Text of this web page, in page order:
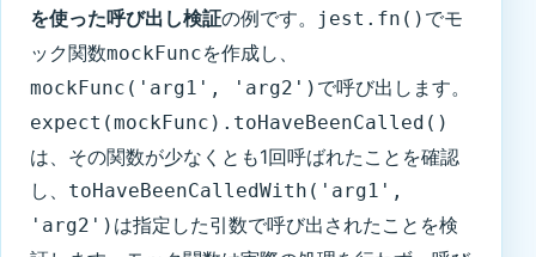
を使った呼び出し検証の例です。 jest.fn() でモ
ック関数mockFuncを作成し、
mockFunc('arg1', 'arg2') で呼び出します。
expect(mockFunc).toHaveBeenCalled()
は、その関数が少なくとも1回呼ばれたことを確認
し、 toHaveBeenCalledWith('arg1',
'arg2') は指定した引数で呼び出されたことを検